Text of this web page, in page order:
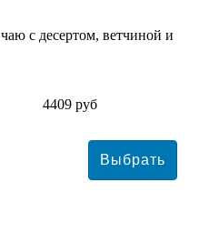
с десертом, ветчиной и
4409 руб